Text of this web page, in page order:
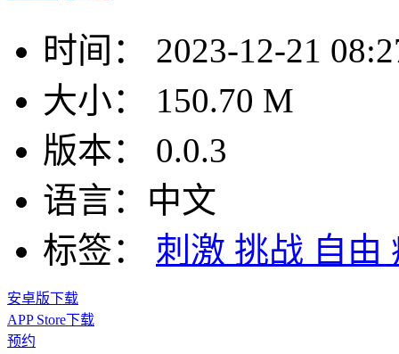
时间：
2023-12-21
大小：
150.70 M
版本：
0.0.3
语言： 中文
标签：
刺激 挑战 自由
安卓版下载
APP Store下载
预约